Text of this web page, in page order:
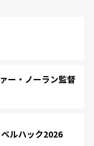
ー・ノーラン監督
ルハック2026